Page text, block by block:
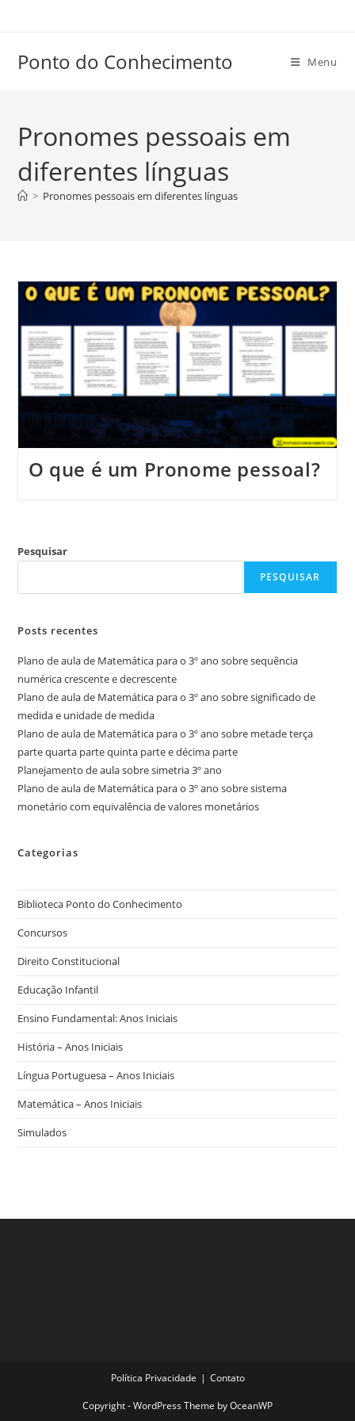
conteúdo
Ponto do Conhecimento Menu
Pronomes pessoais em
diferentes línguas
> Pronomes pessoais em diferentes línguas
O que é um Pronome pessoal?
Pesquisar
PESQUISAR
Posts recentes
Plano de aula de Matemática para o 3º ano sobre sequência
numérica crescente e decrescente
Plano de aula de Matemática para o 3º ano sobre significado de
medida e unidade de medida
Plano de aula de Matemática para o 3º ano sobre metade terça
parte quarta parte quinta parte e décima parte
Planejamento de aula sobre simetria 3º ano
Plano de aula de Matemática para o 3º ano sobre sistema
monetário com equivalência de valores monetários
Categorias
Biblioteca Ponto do Conhecimento
Concursos
Direito Constitucional
Educação Infantil
Ensino Fundamental: Anos Iniciais
História – Anos Iniciais
Língua Portuguesa – Anos Iniciais
Matemática – Anos Iniciais
Simulados
Política Privacidade Contato
Copyright - WordPress Theme by OceanWP